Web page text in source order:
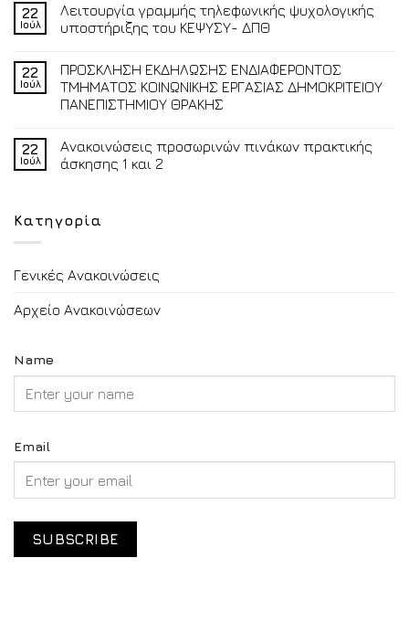
22
Ιούλ
Λειτουργία γραμμής τηλεφωνικής ψυχολογικής
υποστήριξης του ΚΕΨΥΣΥ- ΔΠΘ
22
Ιούλ
ΠΡΟΣΚΛΗΣΗ ΕΚΔΗΛΩΣΗΣ ΕΝΔΙΑΦΕΡΟΝΤΟΣ
ΤΜΗΜΑΤΟΣ ΚΟΙΝΩΝΙΚΗΣ ΕΡΓΑΣΙΑΣ ΔΗΜΟΚΡΙΤΕΙΟΥ
ΠΑΝΕΠΙΣΤΗΜΙΟΥ ΘΡΑΚΗΣ
22
Ιούλ
Ανακοινώσεις προσωρινών πινάκων πρακτικής
άσκησης 1 και 2
Κατηγορία
Γενικές Ανακοινώσεις
Αρχείο Ανακοινώσεων
Name
Email